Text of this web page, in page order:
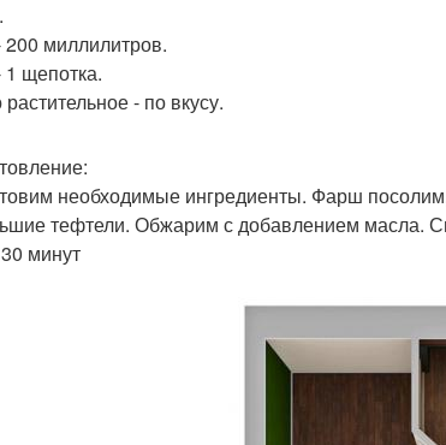
миллилитров.
щепотка.
- по вкусу.
необходимые ингредиенты. Фарш
тефтели. Обжарим с добавлением масла.
минут